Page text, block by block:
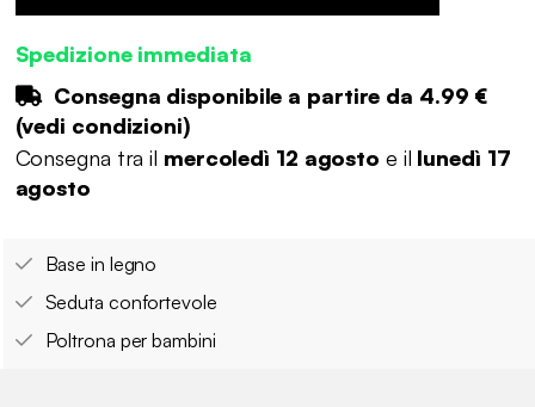
Spedizione immediata
Consegna disponibile a partire da 4.99 €
(vedi condizioni)
Consegna tra il mercoledì 12 agosto e il lunedì 17
agosto
Base in legno
Seduta confortevole
Poltrona per bambini